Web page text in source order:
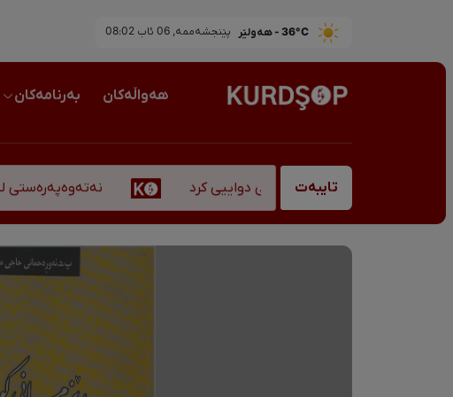
36°C - هەولێر پێنجشەممە, 06 ئاب 08:02
هەواڵەکان بەرنامەکان
تایبەت
"قادر سۆفیانی" کۆچی دواییی کرد نەتەوەپەرەستی لە